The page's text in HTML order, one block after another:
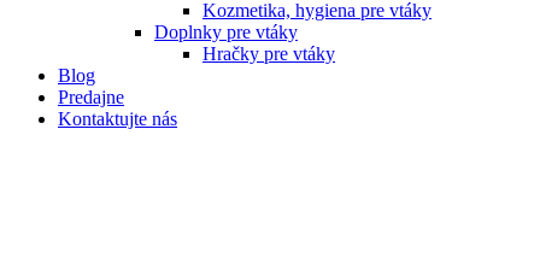
Kozmetika, hygiena pre vtáky
Doplnky pre vtáky
Hračky pre vtáky
Blog
Predajne
Kontaktujte nás